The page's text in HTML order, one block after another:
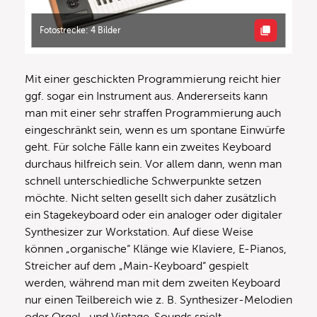
Fotostrecke: 4 Bilder
Mit einer geschickten Programmierung reicht hier
ggf. sogar ein Instrument aus. Andererseits kann
man mit einer sehr straffen Programmierung auch
eingeschränkt sein, wenn es um spontane Einwürfe
geht. Für solche Fälle kann ein zweites Keyboard
durchaus hilfreich sein. Vor allem dann, wenn man
schnell unterschiedliche Schwerpunkte setzen
möchte. Nicht selten gesellt sich daher zusätzlich
ein Stagekeyboard oder ein analoger oder digitaler
Synthesizer zur Workstation. Auf diese Weise
können „organische“ Klänge wie Klaviere, E-Pianos,
Streicher auf dem „Main-Keyboard“ gespielt
werden, während man mit dem zweiten Keyboard
nur einen Teilbereich wie z. B. Synthesizer-Melodien